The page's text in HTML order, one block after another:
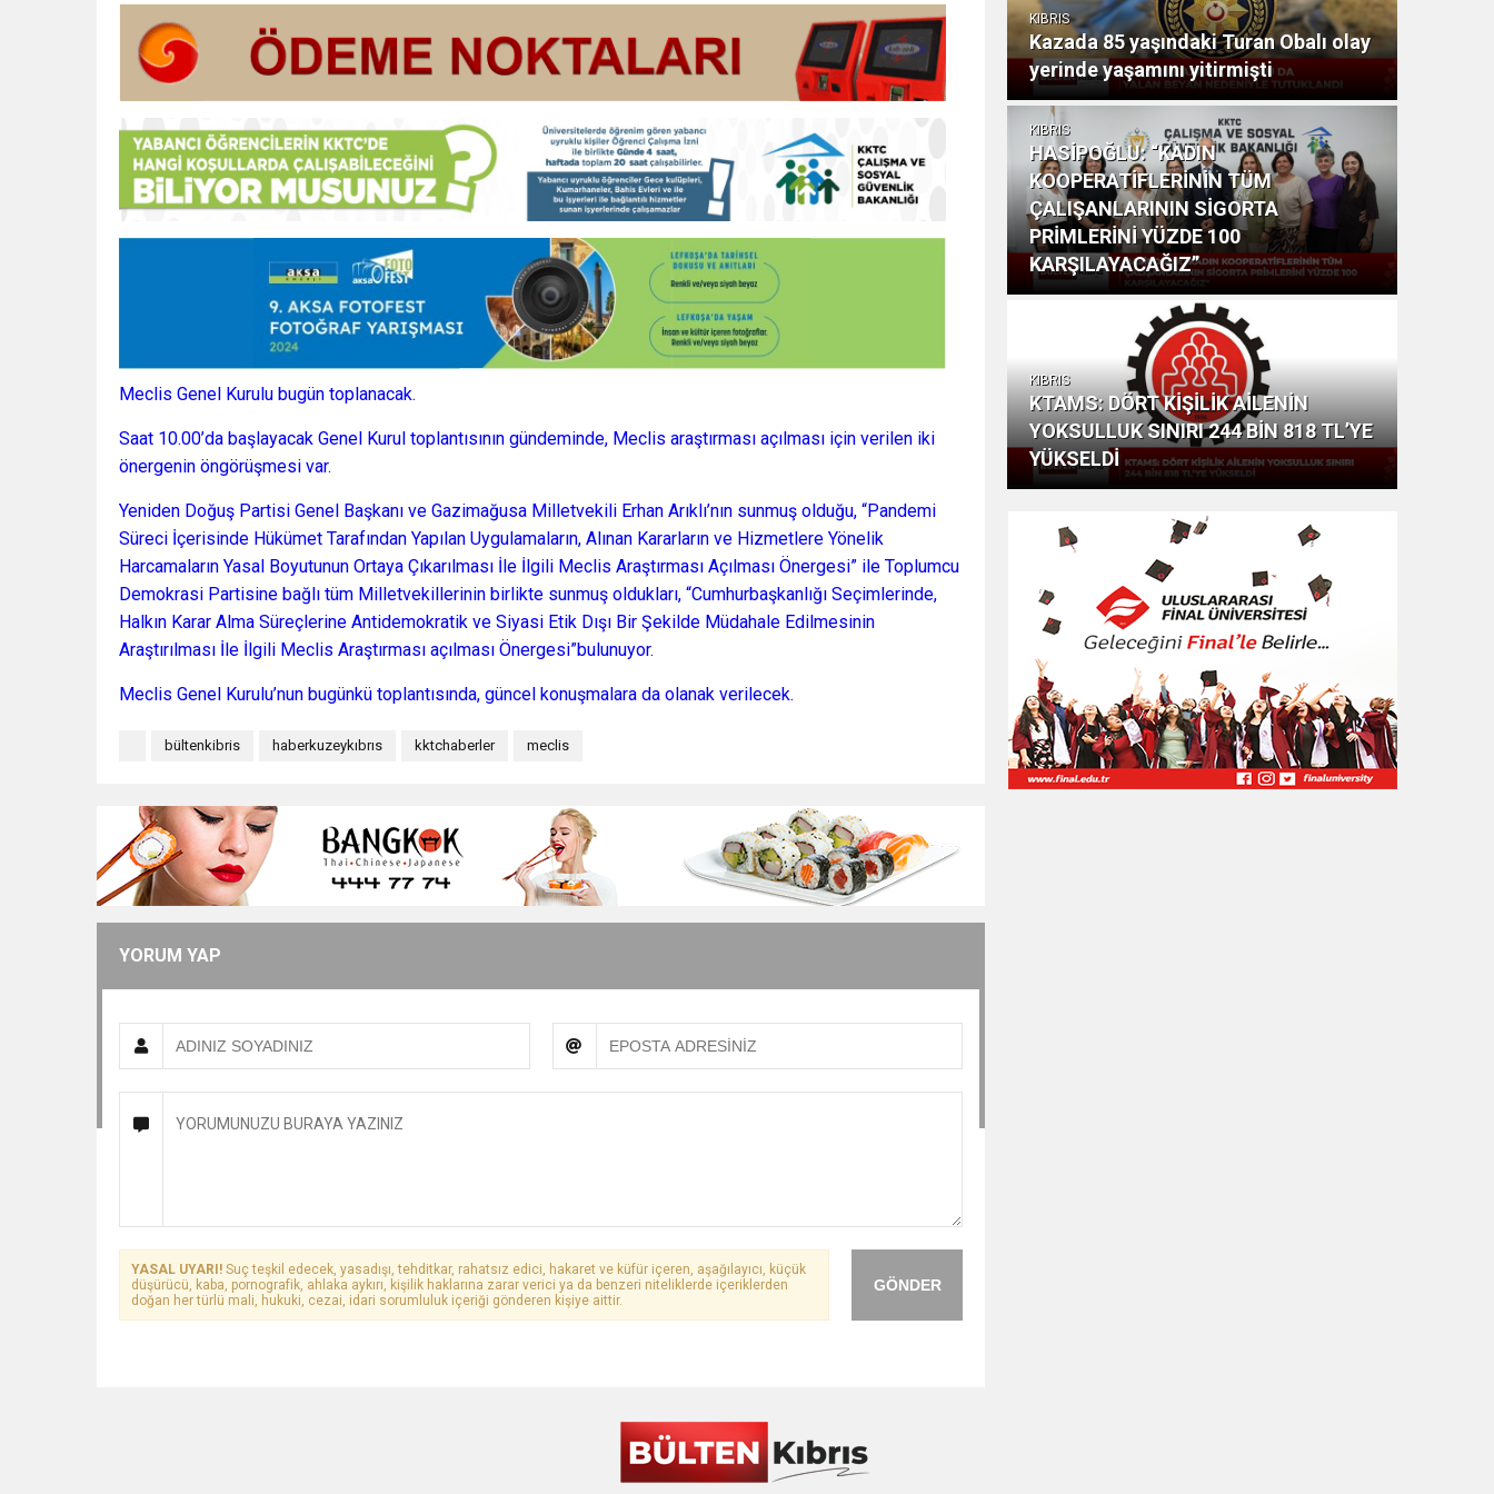
Meclis Genel Kurulu bugün toplanacak.
Saat 10.00’da başlayacak Genel Kurul toplantısının gündeminde, Meclis araştırması açılması için verilen iki
önergenin öngörüşmesi var.
Yeniden Doğuş Partisi Genel Başkanı ve Gazimağusa Milletvekili Erhan Arıklı’nın sunmuş olduğu, “Pandemi
Süreci İçerisinde Hükümet Tarafından Yapılan Uygulamaların, Alınan Kararların ve Hizmetlere Yönelik
Harcamaların Yasal Boyutunun Ortaya Çıkarılması İle İlgili Meclis Araştırması Açılması Önergesi” ile Toplumcu
Demokrasi Partisine bağlı tüm Milletvekillerinin birlikte sunmuş oldukları, “Cumhurbaşkanlığı Seçimlerinde,
Halkın Karar Alma Süreçlerine Antidemokratik ve Siyasi Etik Dışı Bir Şekilde Müdahale Edilmesinin
Araştırılması İle İlgili Meclis Araştırması açılması Önergesi”bulunuyor.
Meclis Genel Kurulu’nun bugünkü toplantısında, güncel konuşmalara da olanak verilecek.
bültenkibris haberkuzeykıbrıs kktchaberler meclis
YORUM YAP
GÖNDER
YASAL UYARI! Suç teşkil edecek, yasadışı, tehditkar, rahatsız edici, hakaret ve küfür içeren, aşağılayıcı, küçük
düşürücü, kaba, pornografik, ahlaka aykırı, kişilik haklarına zarar verici ya da benzeri niteliklerde içeriklerden
doğan her türlü mali, hukuki, cezai, idari sorumluluk içeriği gönderen kişiye aittir.
KIBRIS
Kazada 85 yaşındaki Turan Obalı olay
yerinde yaşamını yitirmişti
KIBRIS
HASİPOĞLU: “KADIN
KOOPERATİFLERİNİN TÜM
ÇALIŞANLARININ SİGORTA
PRİMLERİNİ YÜZDE 100
KARŞILAYACAĞIZ”
KIBRIS
KTAMS: DÖRT KİŞİLİK AİLENİN
YOKSULLUK SINIRI 244 BİN 818 TL’YE
YÜKSELDİ